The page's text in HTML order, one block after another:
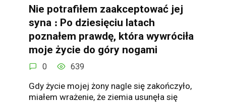
Nie potrafiłem zaakceptować jej
syna ։ Po dziesięciu latach
poznałem prawdę, która wywróciła
moje życie do góry nogami
0 639
Gdy życie mojej żony nagle się zakończyło,
miałem wrażenie, że ziemia usunęła się